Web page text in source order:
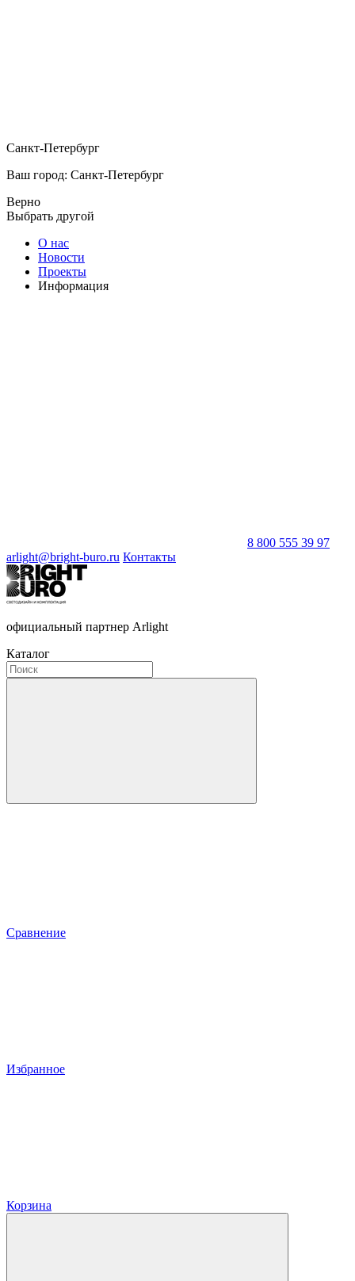
Санкт-Петербург
Ваш город: Санкт-Петербург
Верно
Выбрать другой
О нас
Новости
Проекты
Информация
8 800 555 39 97
arlight@bright-buro.ru Контакты
официальный партнер Arlight
Каталог
Сравнение
Избранное
Корзина